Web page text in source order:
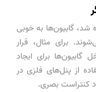
شد، گابیون‌ها به خوبی
برای مثال، قرار
برای ایجاد
از پنل‌های فلزی در
کنتراست بصری.